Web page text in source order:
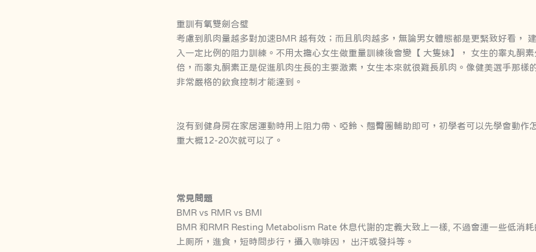
重訓有氧雙劍合璧
考慮到肌肉量越多對加速BMR 越有效；而且肌肉越多，無論男女體態都是更緊致好看，
入一定比例的阻力訓練。不用太擔心女生做重量訓練後會變【 大隻妹】， 女生的睾丸酮
倍，而睾丸酮素正是促進肌肉生長的主要激素，女生本來就很難長肌肉。像健美選手那樣
非常嚴格的飲食控制才能達到。
沒有到健身房在家居運動時用上阻力帶、啞鈴、翹臀圈輔助即可，初學者可以先學會動作
重大概12-20次就可以了。
常見問題
BMR vs RMR vs BMI
BMR 和RMR Resting Metabolism Rate 休息代謝的定義大致上一樣, 不過會連一些低消
上厠所，進食，短時間步行，攝入咖啡因， 出汗或發抖等。